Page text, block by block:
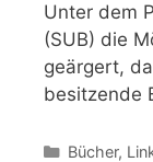
Unter dem
(SUB) die
geärgert,
besitzende
Kategorien
Bücher,